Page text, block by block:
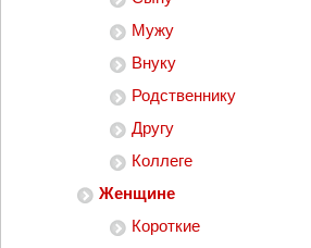
Мужу
Внуку
Родственнику
Другу
Коллеге
Женщине
Короткие